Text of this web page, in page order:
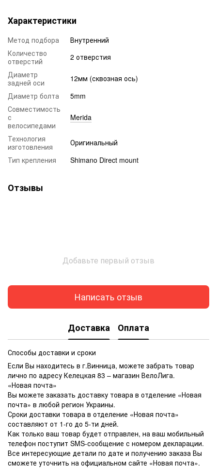
Характеристики
Метод подбора
Внутренний
Количество
отверстий
2 отверстия
Диаметр
задней оси
12мм (сквозная ось)
Диаметр болта
5mm
Совместимость
с
велосипедами
Merida
Технология
изготовления
Оригинальный
Тип крепления
Shimano Direct mount
Отзывы
Добавьте первый отзыв
Написать отзыв
Доставка Оплата
Способы доставки и сроки
Если Вы находитесь в г.Винница, можете забрать товар
лично по адресу Келецкая 83 – магазин ВелоЛига.
«Новая почта»
Вы можете заказать доставку товара в отделение «Новая
почта» в любой регион Украины.
Сроки доставки товара в отделение «Новая почта»
составляют от 1-го до 5-ти дней.
Как только ваш товар будет отправлен, на ваш мобильный
телефон поступит SMS-сообщение с номером декларации.
Все интересующие детали по дате и получению заказа Вы
сможете уточнить на официальном сайте «Новая почта».